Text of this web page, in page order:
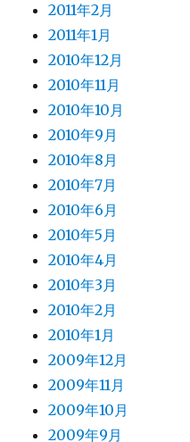
2011年2月
2011年1月
2010年12月
2010年11月
2010年10月
2010年9月
2010年8月
2010年7月
2010年6月
2010年5月
2010年4月
2010年3月
2010年2月
2010年1月
2009年12月
2009年11月
2009年10月
2009年9月